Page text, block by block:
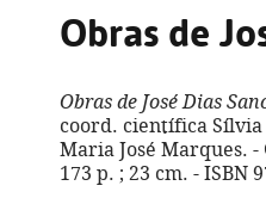
Obras de
Obras de José Dias
coord. científica
Maria José Marques. -
173 p. ; 23 cm. - ISBN